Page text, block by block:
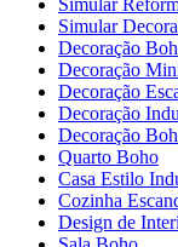
Simular
Simular
Decoração
Decoração
Decoração
Decoração
Decoração
Quarto Boho
Casa Estilo
Cozinha
Design de